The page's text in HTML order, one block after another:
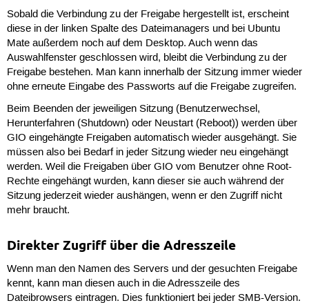
Sobald die Verbindung zu der Freigabe hergestellt ist, erscheint
diese in der linken Spalte des Dateimanagers und bei Ubuntu
Mate außerdem noch auf dem Desktop. Auch wenn das
Auswahlfenster geschlossen wird, bleibt die Verbindung zu der
Freigabe bestehen. Man kann innerhalb der Sitzung immer wieder
ohne erneute Eingabe des Passworts auf die Freigabe zugreifen.
Beim Beenden der jeweiligen Sitzung (Benutzerwechsel,
Herunterfahren (Shutdown) oder Neustart (Reboot)) werden über
GIO eingehängte Freigaben automatisch wieder ausgehängt. Sie
müssen also bei Bedarf in jeder Sitzung wieder neu eingehängt
werden. Weil die Freigaben über GIO vom Benutzer ohne Root-
Rechte eingehängt wurden, kann dieser sie auch während der
Sitzung jederzeit wieder aushängen, wenn er den Zugriff nicht
mehr braucht.
Direkter Zugriff über die Adresszeile
Wenn man den Namen des Servers und der gesuchten Freigabe
kennt, kann man diesen auch in die Adresszeile des
Dateibrowsers eintragen. Dies funktioniert bei jeder SMB-Version.